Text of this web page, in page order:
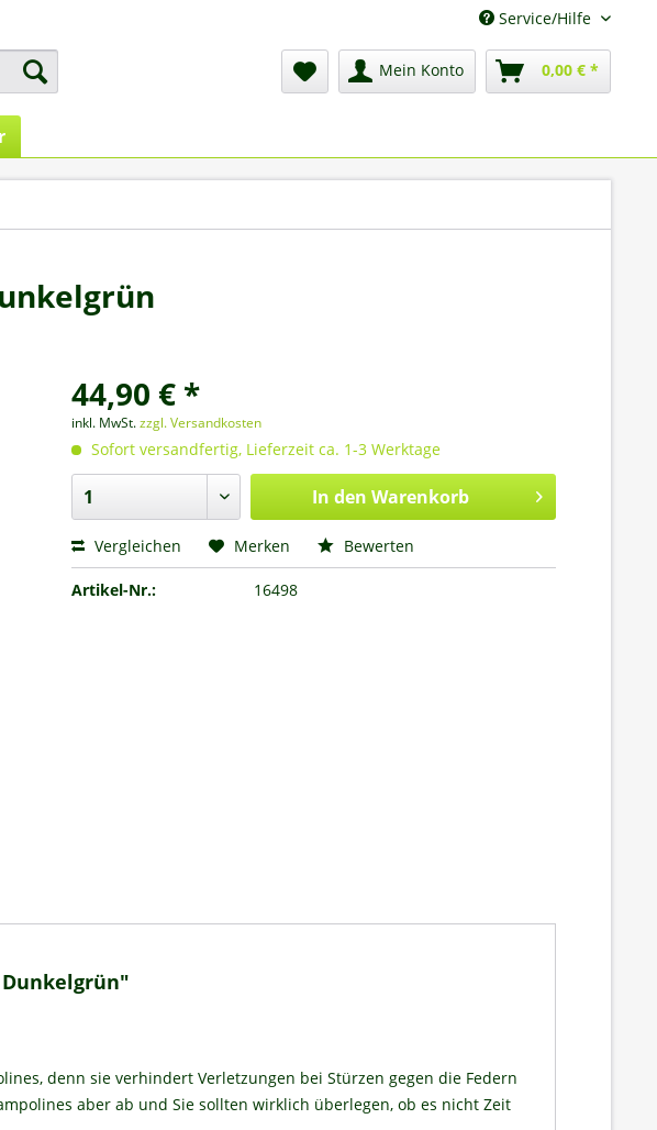
Service/Hilfe
Mein Konto 0,00 € *
44,90 € *
inkl. MwSt.zzgl. Versandkosten
Sofort versandfertig, Lieferzeit ca. 1-3 Werktage
In den Warenkorb
Vergleichen Merken Bewerten
Artikel-Nr.: 16498
denn sie verhindert Verletzungen bei Stürzen gegen die Federn
aber ab und Sie sollten wirklich überlegen, ob es nicht Zeit